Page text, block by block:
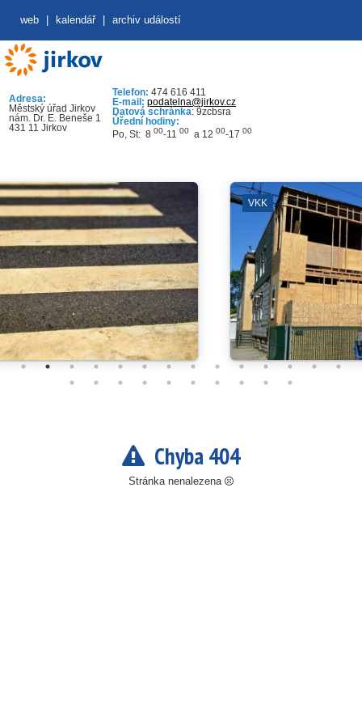
web kalendář archiv událostí
Adresa:
Městský úřad Jirkov
nám. Dr. E. Beneše 1
431 11 Jirkov
Telefon: 474 616 411
E-mail: podatelna@jirkov.cz
Datová schránka: 9zcbsra
Úřední hodiny:
Po, St: 8 00-11 00 a 12 00-17 00
Chyba 404
Stránka nenalezena